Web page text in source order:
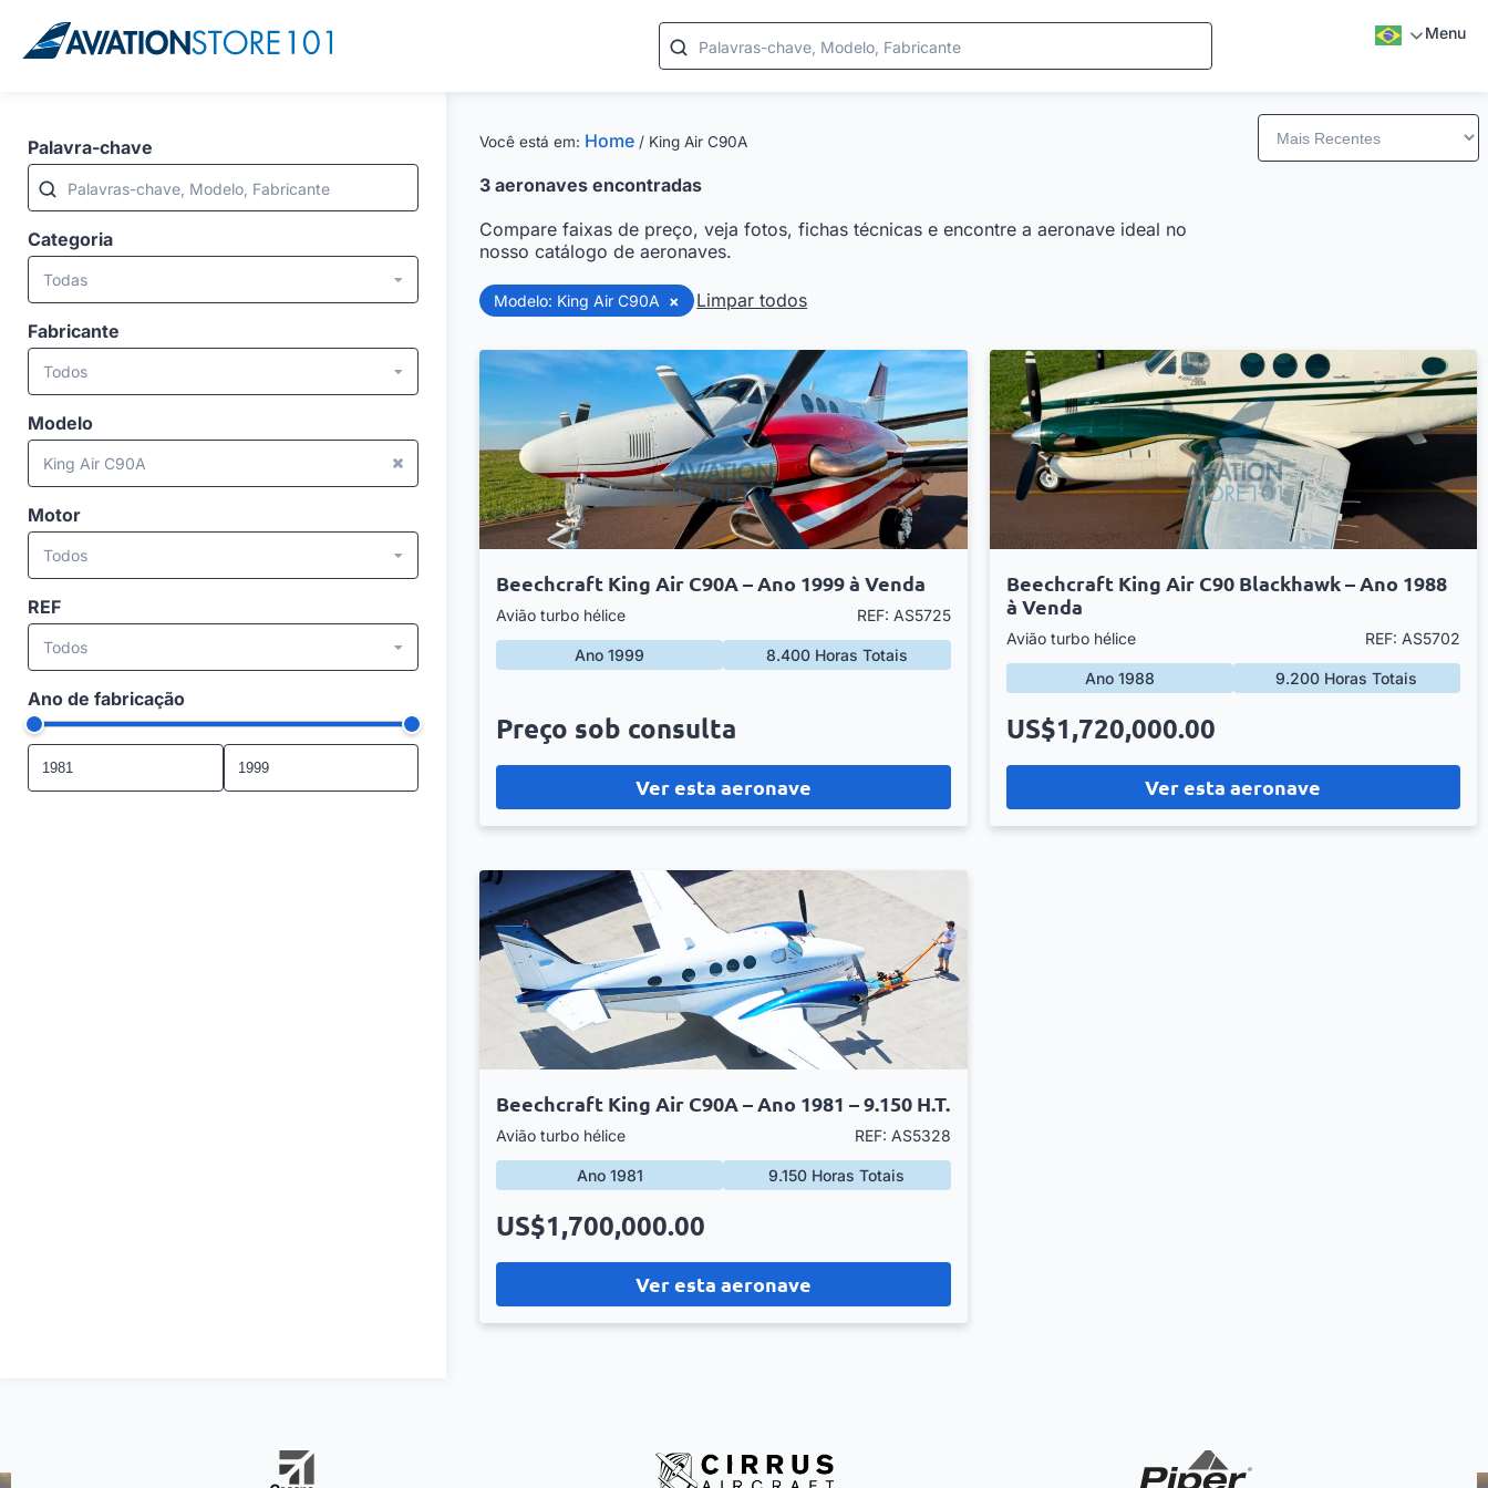
Palavras-chave, Modelo, Fabricante
Menu
Palavra-chave
Palavras-chave, Modelo, Fabricante
Categoria
Todas
Fabricante
Todos
Modelo
King Air C90A
Motor
Todos
REF
Todos
Ano de fabricação
Você está em: Home / King Air C90A
3 aeronaves encontradas
Compare faixas de preço, veja fotos, fichas técnicas e encontre a aeronave ideal no
nosso catálogo de aeronaves.
Modelo: King Air C90A × Limpar todos
Beechcraft King Air C90A – Ano 1999 à Venda
Avião turbo hélice REF: AS5725
Ano 1999 8.400 Horas Totais
Ver esta aeronave
Preço sob consulta
Beechcraft King Air C90 Blackhawk – Ano 1988
à Venda
Avião turbo hélice REF: AS5702
Ano 1988 9.200 Horas Totais
Ver esta aeronave
US$1,720,000.00
Beechcraft King Air C90A – Ano 1981 – 9.150 H.T.
Avião turbo hélice REF: AS5328
Ano 1981 9.150 Horas Totais
Ver esta aeronave
US$1,700,000.00